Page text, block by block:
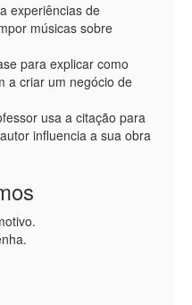
experiências de
músicas sobre
para explicar como
a criar um negócio de
usa a citação para
influencia a sua obra